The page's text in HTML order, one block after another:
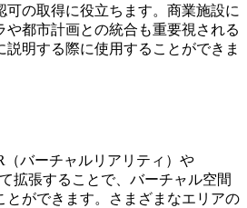
可の取得に役立ちます。商業施設に
や都市計画との統合も重要視される
説明する際に使用することができま
バーチャルリアリティ）や
拡張することで、バーチャル空間
とができます。さまざまなエリアの